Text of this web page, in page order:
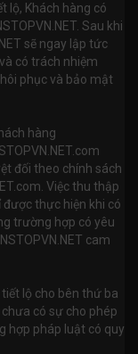
lộ, Khách hàng có
Sau khi
sẽ ngay lập tức
có trách nhiệm
phục và bảo mật
hàng
đối theo chính sách
Việc thu thập
thực hiện khi có
trường hợp có yêu
cam
lộ cho bên thứ ba
có sự cho phép
hợp pháp luật có quy